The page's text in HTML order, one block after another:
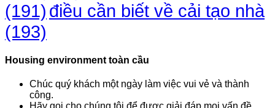
(191) điều cần biết về cải tạo nhà
(193)
Housing environment toàn cầu
Chúc quý khách một ngày làm việc vui vẻ và thành
công.